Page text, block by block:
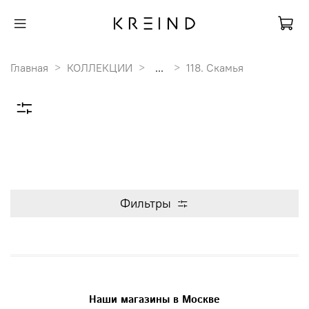
Главная КОЛЛЕКЦИИ ... 118. Скамья
Фильтры
Наши магазины в Москве